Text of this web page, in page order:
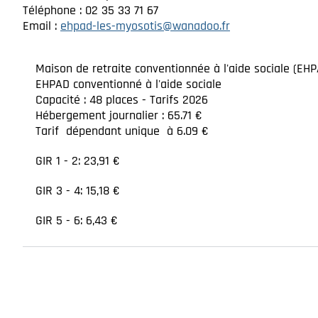
Téléphone : 02 35 33 71 67
Email : ehpad-les-myosotis@wanadoo.fr
Maison de retraite conventionnée à l'aide sociale
EHPAD conventionné à l'aide sociale
Capacité : 48 places - Tarifs 2026
Hébergement journalier : 65.71 €
Tarif dépendant unique à 6.09 €
GIR 1 - 2: 23,91 €
GIR 3 - 4: 15,18 €
GIR 5 - 6: 6,43 €